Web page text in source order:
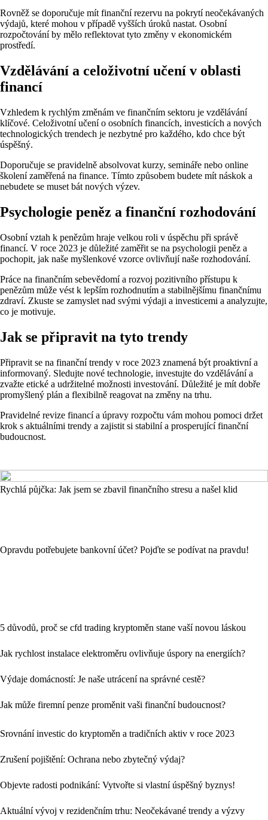
Rovněž se doporučuje mít finanční rezervu na pokrytí neočekávaných
výdajů, které mohou v případě vyšších úroků nastat. Osobní
rozpočtování by mělo reflektovat tyto změny v ekonomickém
prostředí.
Vzdělávání a celoživotní učení v oblasti
financí
Vzhledem k rychlým změnám ve finančním sektoru je vzdělávání
klíčové. Celoživotní učení o osobních financích, investicích a nových
technologických trendech je nezbytné pro každého, kdo chce být
úspěšný.
Doporučuje se pravidelně absolvovat kurzy, semináře nebo online
školení zaměřená na finance. Tímto způsobem budete mít náskok a
nebudete se muset bát nových výzev.
Psychologie peněz a finanční rozhodování
Osobní vztah k penězům hraje velkou roli v úspěchu při správě
financí. V roce 2023 je důležité zaměřit se na psychologii peněz a
pochopit, jak naše myšlenkové vzorce ovlivňují naše rozhodování.
Práce na finančním sebevědomí a rozvoj pozitivního přístupu k
penězům může vést k lepším rozhodnutím a stabilnějšímu finančnímu
zdraví. Zkuste se zamyslet nad svými výdaji a investicemi a analyzujte,
co je motivuje.
Jak se připravit na tyto trendy
Připravit se na finanční trendy v roce 2023 znamená být proaktivní a
informovaný. Sledujte nové technologie, investujte do vzdělávání a
zvažte etické a udržitelné možnosti investování. Důležité je mít dobře
promyšlený plán a flexibilně reagovat na změny na trhu.
Pravidelné revize financí a úpravy rozpočtu vám mohou pomoci držet
krok s aktuálními trendy a zajistit si stabilní a prosperující finanční
budoucnost.
Rychlá půjčka: Jak jsem se zbavil finančního stresu a našel klid
Opravdu potřebujete bankovní účet? Pojďte se podívat na pravdu!
5 důvodů, proč se cfd trading kryptoměn stane vaší novou láskou
Jak rychlost instalace elektroměru ovlivňuje úspory na energiích?
Výdaje domácností: Je naše utrácení na správné cestě?
Jak může firemní penze proměnit vaši finanční budoucnost?
Srovnání investic do kryptoměn a tradičních aktiv v roce 2023
Zrušení pojištění: Ochrana nebo zbytečný výdaj?
Objevte radosti podnikání: Vytvořte si vlastní úspěšný byznys!
Aktuální vývoj v rezidenčním trhu: Neočekávané trendy a výzvy